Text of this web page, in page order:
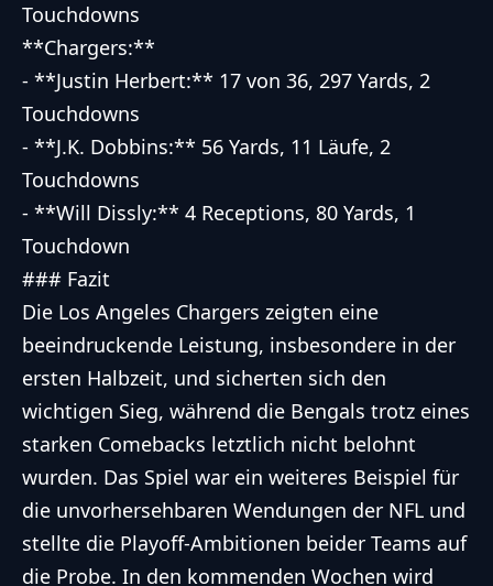
Touchdowns
**Chargers:**
- **Justin Herbert:** 17 von 36, 297 Yards, 2
Touchdowns
- **J.K. Dobbins:** 56 Yards, 11 Läufe, 2
Touchdowns
- **Will Dissly:** 4 Receptions, 80 Yards, 1
Touchdown
### Fazit
Die Los Angeles Chargers zeigten eine
beeindruckende Leistung, insbesondere in der
ersten Halbzeit, und sicherten sich den
wichtigen Sieg, während die Bengals trotz eines
starken Comebacks letztlich nicht belohnt
wurden. Das Spiel war ein weiteres Beispiel für
die unvorhersehbaren Wendungen der NFL und
stellte die Playoff-Ambitionen beider Teams auf
die Probe. In den kommenden Wochen wird